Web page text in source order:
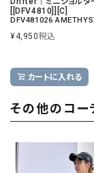
[[DFV4810]][C]
DFV481026
¥4,950税込
カートに入れる
その他のコー